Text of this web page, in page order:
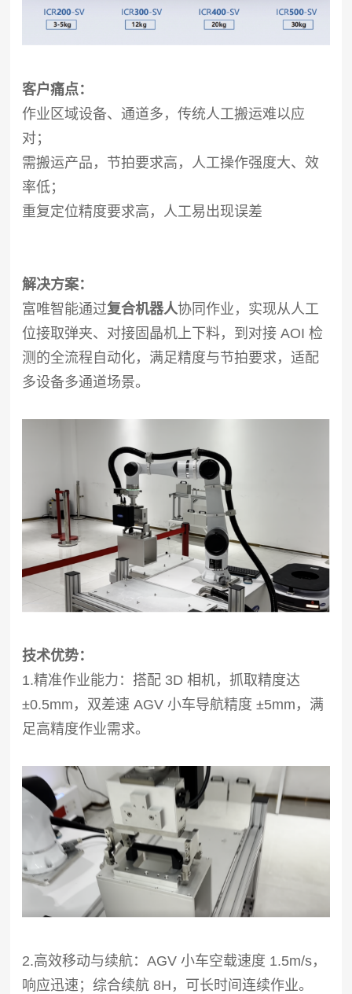
客户痛点：
作业区域设备、通道多，传统人工搬运难以应
对；
需搬运产品，节拍要求高，人工操作强度大、效
率低；
重复定位精度要求高，人工易出现误差
解决方案：
富唯智能通过复合机器人协同作业，实现从人工
位接取弹夹、对接固晶机上下料，到对接 AOI 检
测的全流程自动化，满足精度与节拍要求，适配
多设备多通道场景。
技术优势：
1.精准作业能力：搭配 3D 相机，抓取精度达
±0.5mm，双差速 AGV 小车导航精度 ±5mm，满
足高精度作业需求。
2.高效移动与续航：AGV 小车空载速度 1.5m/s，
响应迅速；综合续航 8H，可长时间连续作业。